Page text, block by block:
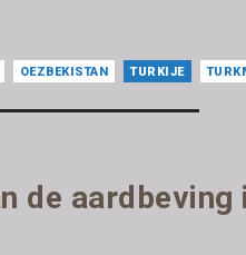
OEZBEKISTAN TURKIJE
de aardbeving